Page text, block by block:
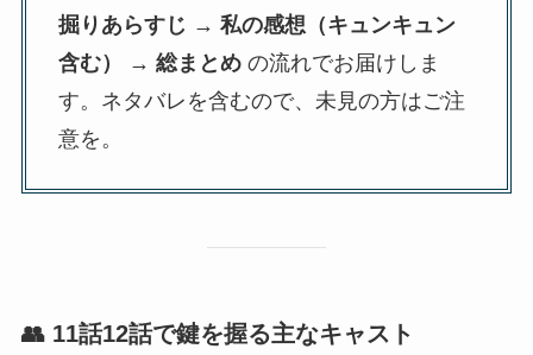
掘りあらすじ → 私の感想（キュンキュン
含む） → 総まとめの流れでお届けしま
す。ネタバレを含むので、未見の方はご注
意を。
👥 11話12話で鍵を握る主なキャスト